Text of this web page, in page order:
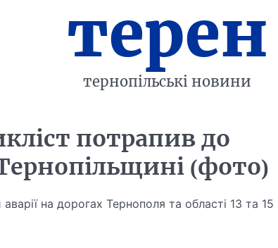
терен
тернопільські новини
потрапив до
Тернопільщині (фото)
на дорогах Тернополя та області 13 та 15